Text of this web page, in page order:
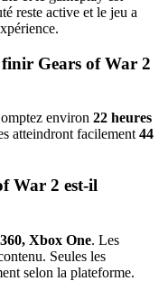
reste active et le jeu a
Gears of War 2
environ 22 heures
atteindront facilement44
War 2 est-il
Xbox One. Les
Seules les
selon la plateforme.